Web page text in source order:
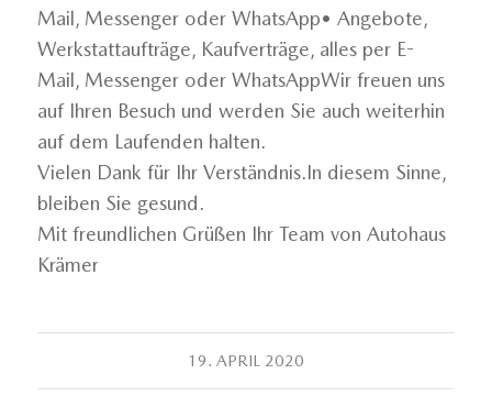
Mail, Messenger oder WhatsApp• Angebote,
Werkstattaufträge, Kaufverträge, alles per E-
Mail, Messenger oder WhatsAppWir freuen uns
auf Ihren Besuch und werden Sie auch weiterhin
auf dem Laufenden halten.
Vielen Dank für Ihr Verständnis.In diesem Sinne,
bleiben Sie gesund.
Mit freundlichen Grüßen Ihr Team von Autohaus
Krämer
19. APRIL 2020